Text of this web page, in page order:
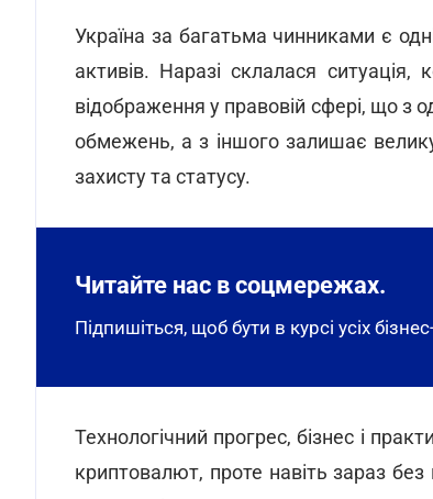
Україна за багатьма чинниками є
активів. Наразі склалася ситуація,
відображення у правовій сфері, що з
обмежень, а з іншого залишає
захисту та статусу.
Читайте нас в соцмережах.
Підпишіться, щоб бути в курсі усіх
Технологічний прогрес, бізнес і
криптовалют, проте навіть зараз